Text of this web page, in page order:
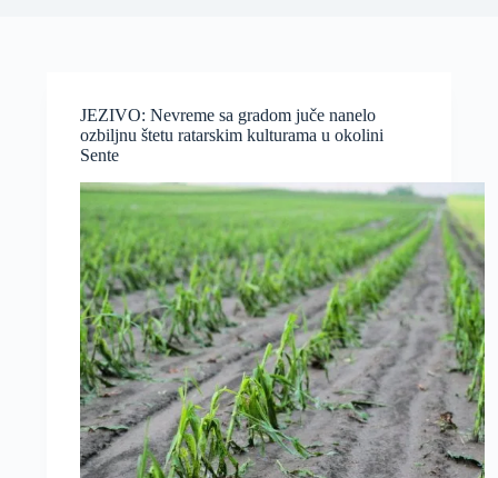
JEZIVO: Nevreme sa gradom juče nanelo
ozbiljnu štetu ratarskim kulturama u okolini
Sente